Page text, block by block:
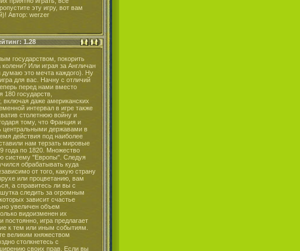
эту игру, вот вам
Автор: werzer
1.28
государством, покорить
Или играя за Англичан
это мечта каждого). Ну
для вас. Начну с отличий
перед нами вместо
государств,
даже американских
интервал в игре также
столетнюю войну и
тому, что Франция и
центральными державами в
действия под наиболее
нам терзать мировые
года по 1820. Множество
систему "Европы". Следуя
обрабатывать куда
от того, какую страну
или процветанию, вам
а справитесь ли вы с
следить за огромным
зависит счастье
увеличен объем
видоизменен их
постоянно, игра предлагает
к тем или иным событиям.
великим княжеством
столкнетесь с
своих прав. Если вы